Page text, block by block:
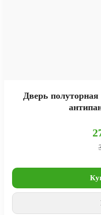
Дверь